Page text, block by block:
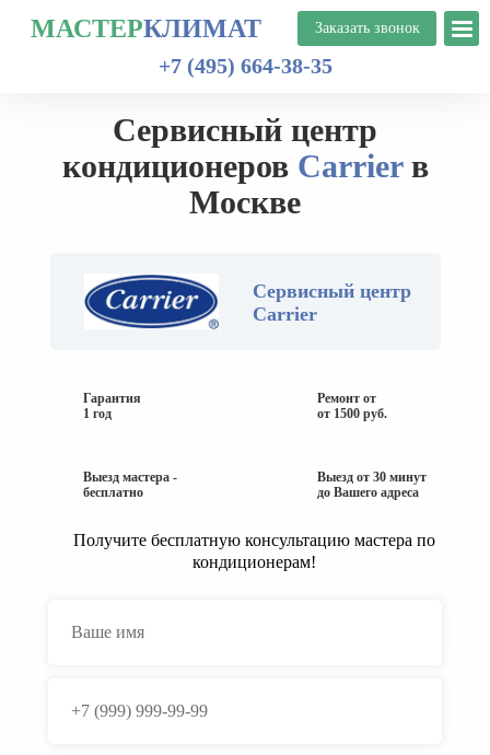
МАСТЕРКЛИМАТ
+7 (495) 664-38-35
Сервисный центр
кондиционеров Carrierв
Москве
Сервисный центр
Carrier
Гарантия
1 год
Ремонт от
от 1500 руб.
Выезд мастера -
бесплатно
Выезд от 30 минут
до Вашего адреса
Получите бесплатную консультацию мастера по
кондиционерам!